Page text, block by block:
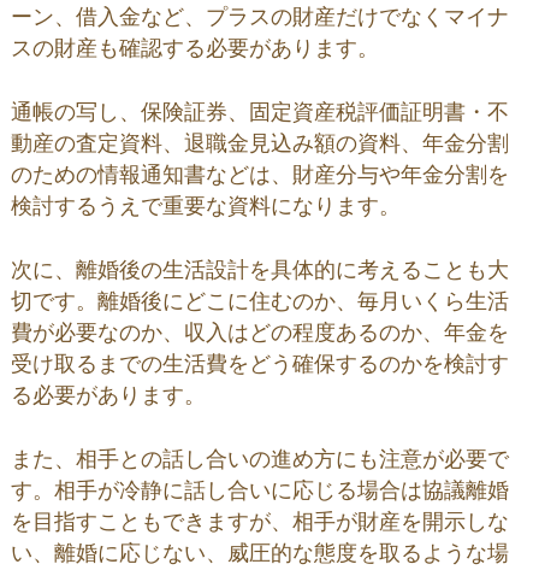
ーン、借入金など、プラスの財産だけでなくマイナ
スの財産も確認する必要があります。
通帳の写し、保険証券、固定資産税評価証明書・不
動産の査定資料、退職金見込み額の資料、年金分割
のための情報通知書などは、財産分与や年金分割を
検討するうえで重要な資料になります。
次に、離婚後の生活設計を具体的に考えることも大
切です。離婚後にどこに住むのか、毎月いくら生活
費が必要なのか、収入はどの程度あるのか、年金を
受け取るまでの生活費をどう確保するのかを検討す
る必要があります。
また、相手との話し合いの進め方にも注意が必要で
す。相手が冷静に話し合いに応じる場合は協議離婚
を目指すこともできますが、相手が財産を開示しな
い、離婚に応じない、威圧的な態度を取るような場